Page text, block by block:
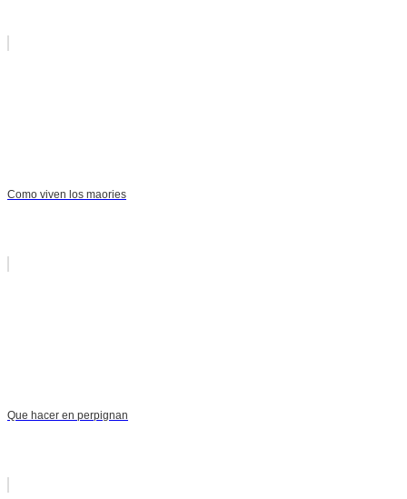
Como viven los maories
Que hacer en perpignan